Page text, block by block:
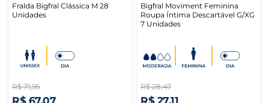
Fralda Bigfral Clássica M 28
Unidades
R$ 71,95
R$ 67,07
Bigfral Moviment Feminina
Roupa Íntima Descartável G/XG
7 Unidades
R$ 28,47
R$ 27,11